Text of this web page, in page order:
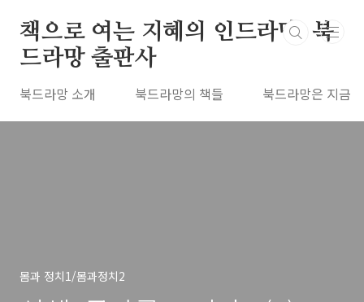
책으로 여는 지혜의 인드라망, 북
드라망 출판사
북드라망 소개 북드라망의 책들 북드라망은 지금
몸과 정치1/몸과정치2